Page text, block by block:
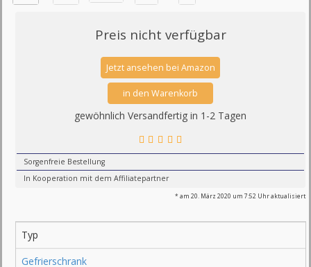
Preis nicht verfügbar
gewöhnlich Versandfertig in 1-2 Tagen
Sorgenfreie Bestellung
In Kooperation mit dem Affiliatepartner
* am 20. März 2020 um 7:52 Uhr aktualisiert
Typ
Gefrierschrank